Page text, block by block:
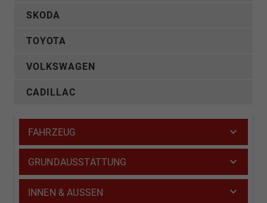
SKODA
TOYOTA
VOLKSWAGEN
CADILLAC
FAHRZEUG
GRUNDAUSSTATTUNG
INNEN & AUSSEN